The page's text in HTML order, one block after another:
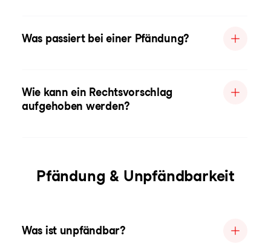
Was passiert bei einer Pfändung?
Wie kann ein Rechtsvorschlag
aufgehoben werden?
Pfändung & Unpfändbarkeit
Was ist unpfändbar?